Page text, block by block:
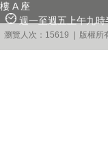
樓 A 座
週一至週五上午九
瀏覽人次：15619 | 版權所